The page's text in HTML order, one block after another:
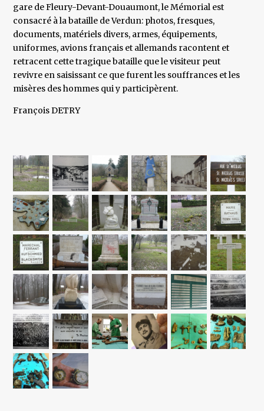
gare de Fleury-Devant-Douaumont, le Mémorial est
consacré à la bataille de Verdun: photos, fresques,
documents, matériels divers, armes, équipements,
uniformes, avions français et allemands racontent et
retracent cette tragique bataille que le visiteur peut
revivre en saisissant ce que furent les souffrances et les
misères des hommes qui y participèrent.
François DETRY